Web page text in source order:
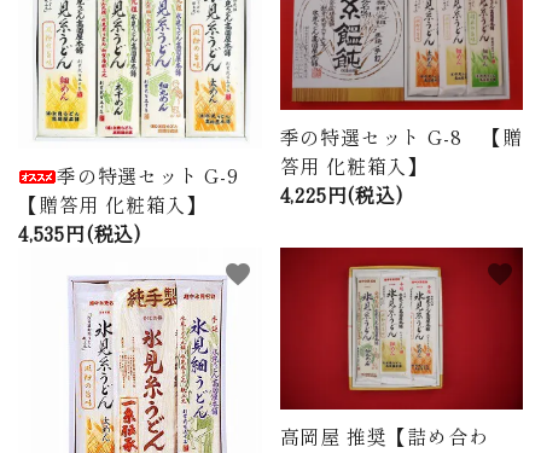
季の特選セット G-9
【贈答用 化粧箱入】
4,535円(税込)
季の特選セット G-8 【贈
答用 化粧箱入】
4,225円(税込)
favorite
高岡屋 推奨【詰め合わ
favorite